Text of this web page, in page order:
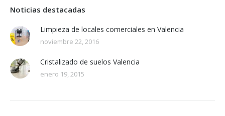
Noticias destacadas
Limpieza de locales comerciales en Valencia
noviembre 22, 2016
Cristalizado de suelos Valencia
enero 19, 2015